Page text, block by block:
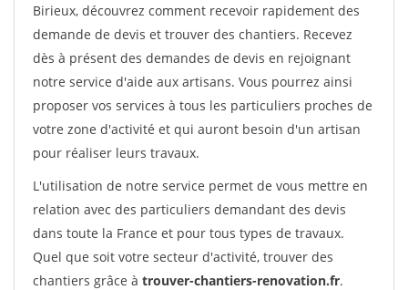
Birieux, découvrez comment recevoir rapidement des
demande de devis et trouver des chantiers. Recevez
dès à présent des demandes de devis en rejoignant
notre service d'aide aux artisans. Vous pourrez ainsi
proposer vos services à tous les particuliers proches de
votre zone d'activité et qui auront besoin d'un artisan
pour réaliser leurs travaux.
L'utilisation de notre service permet de vous mettre en
relation avec des particuliers demandant des devis
dans toute la France et pour tous types de travaux.
Quel que soit votre secteur d'activité, trouver des
chantiers grâce à trouver-chantiers-renovation.fr.